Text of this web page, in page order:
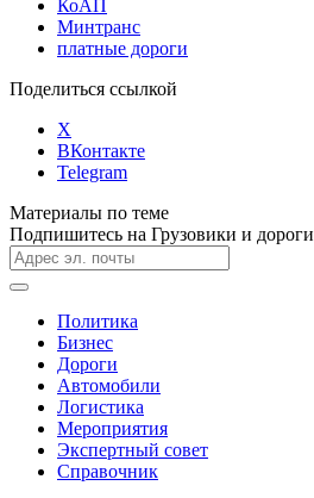
КоАП
Минтранс
платные дороги
Поделиться ссылкой
X
ВКонтакте
Telegram
Материалы по теме
Подпишитесь на Грузовики и дороги
Политика
Бизнес
Дороги
Автомобили
Логистика
Мероприятия
Экспертный совет
Справочник